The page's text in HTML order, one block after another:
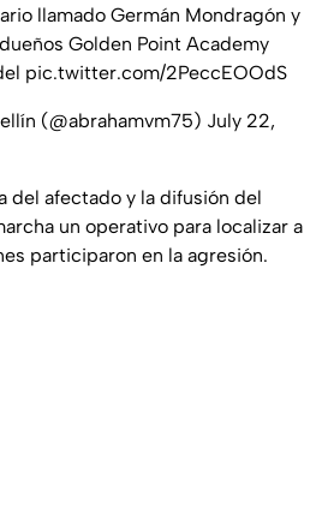
llamado Germán Mondragón y
Golden Point Academy
pic.twitter.com/2PeccEOOdS
(@abrahamvm75) July 22,
del afectado y la difusión del
un operativo para localizar a
participaron en la agresión.